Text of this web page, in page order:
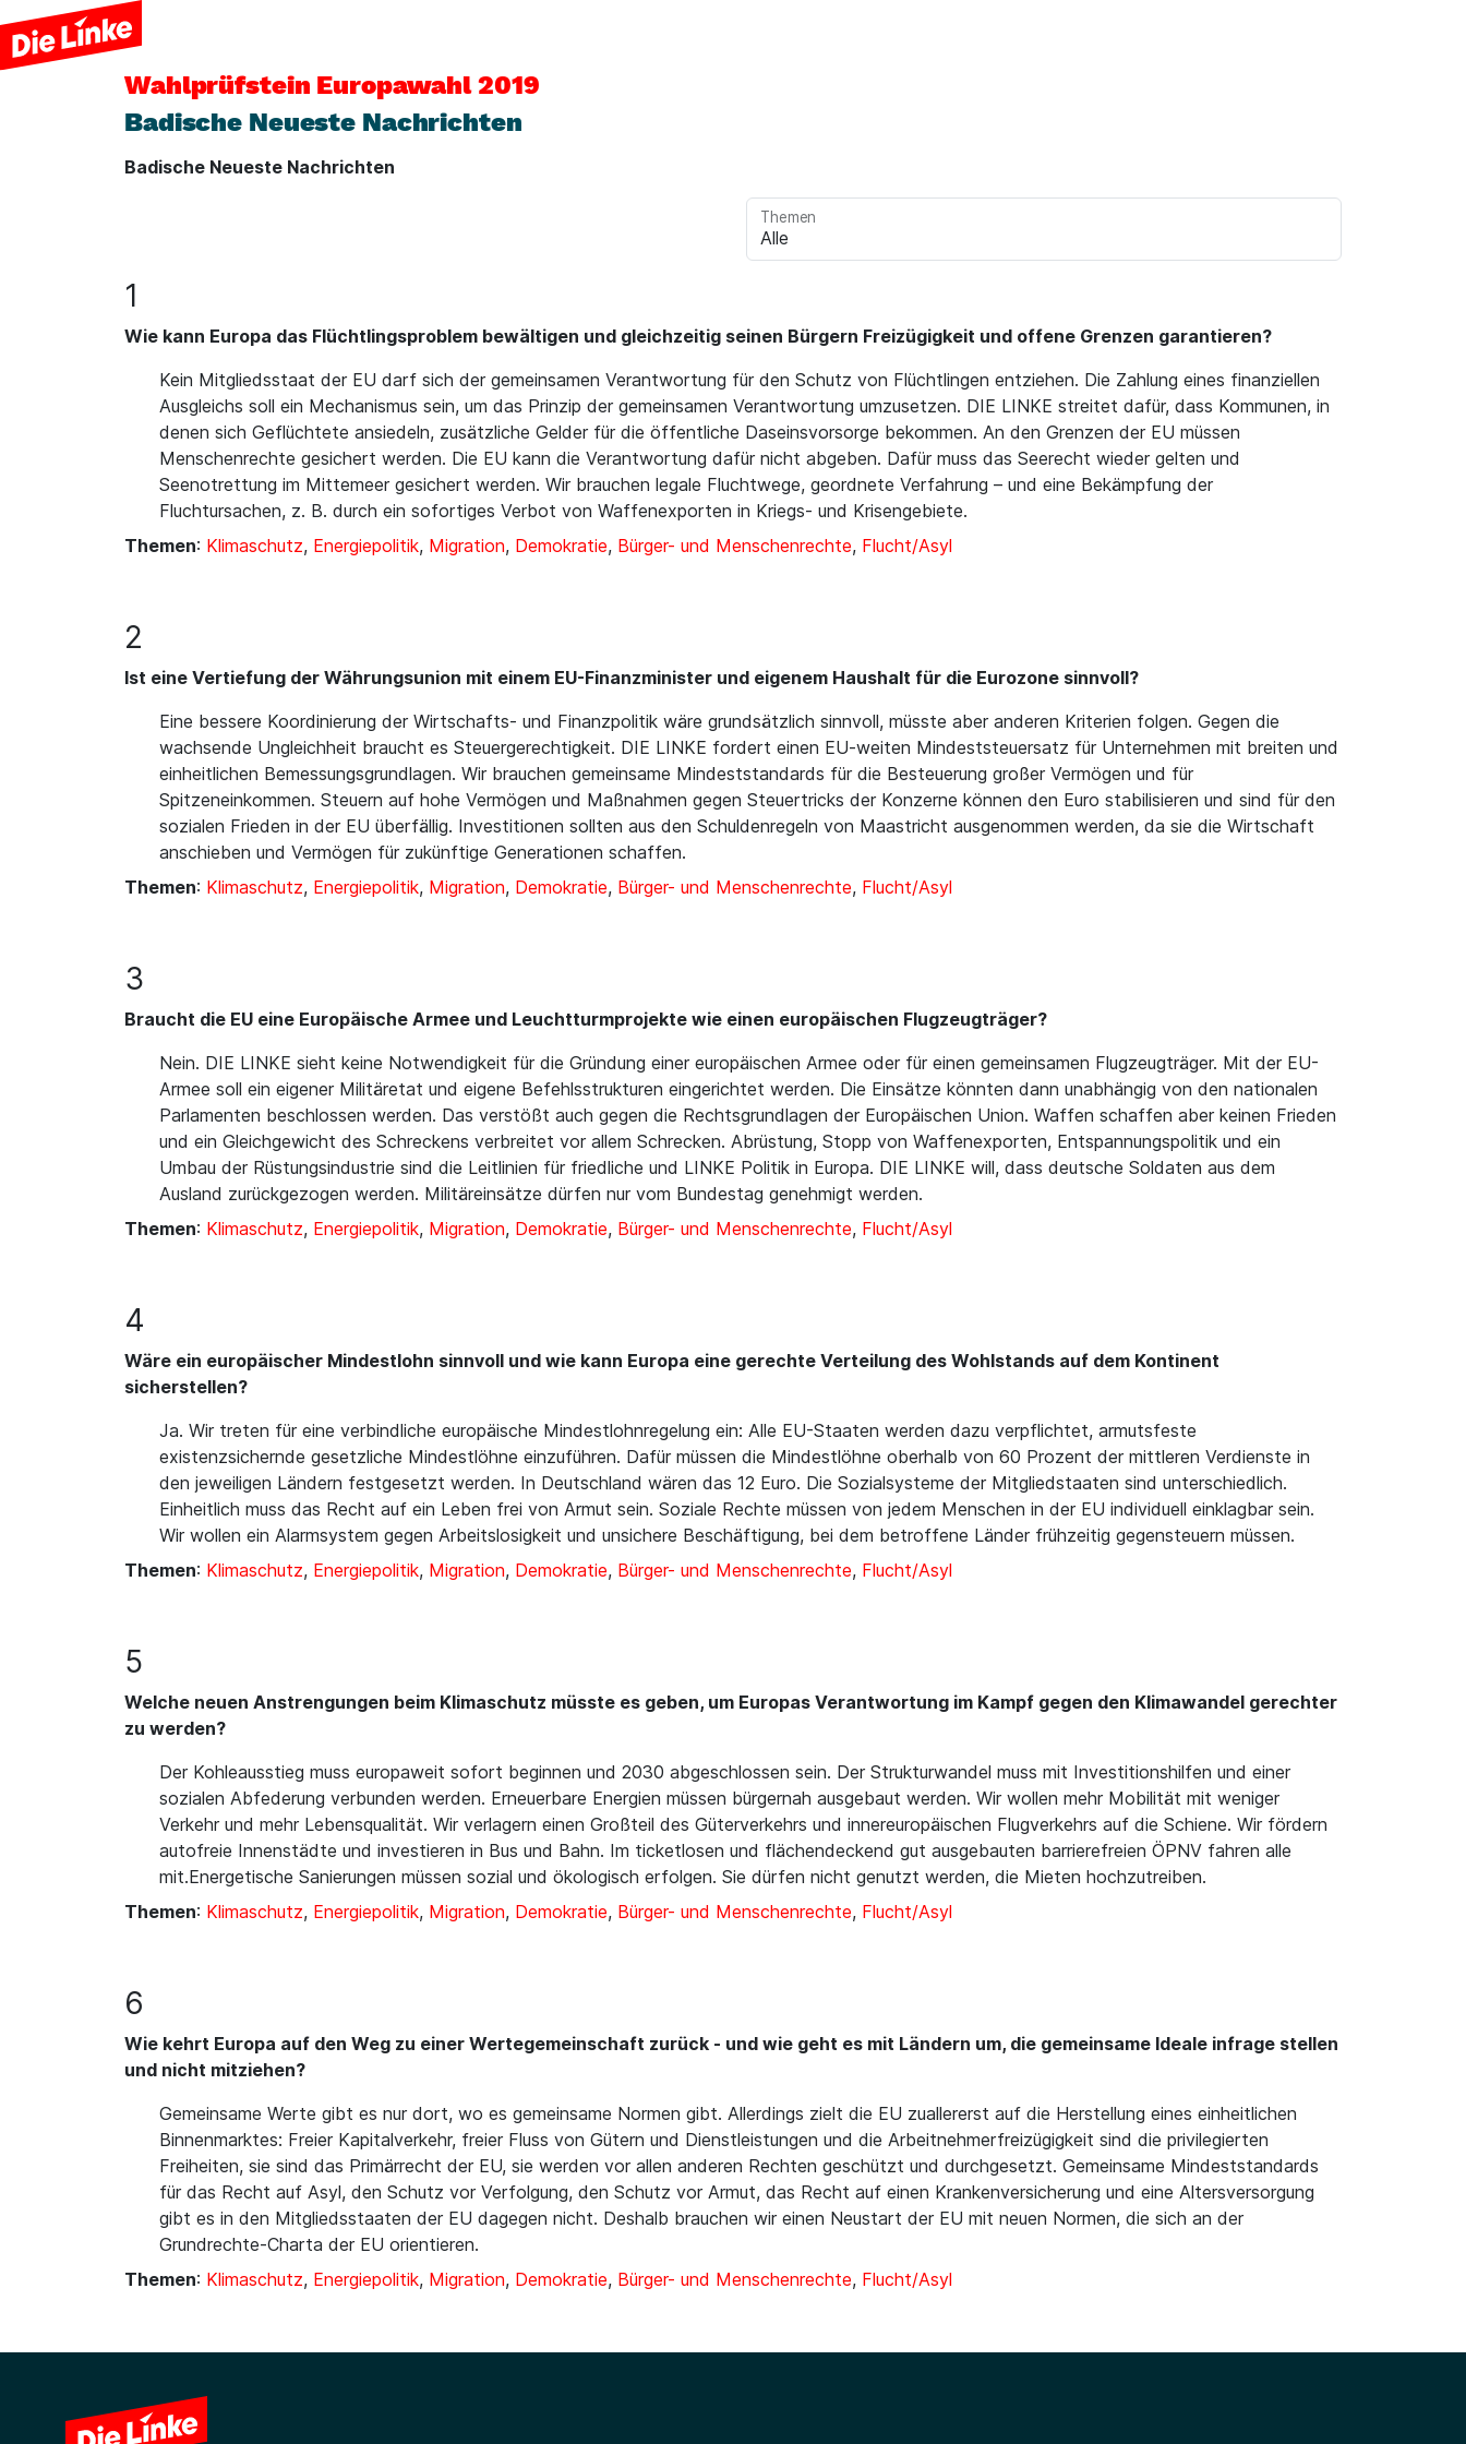
Wahlprüfstein Europawahl 2019
Badische Neueste Nachrichten
Badische Neueste Nachrichten
Themen
1
Wie kann Europa das Flüchtlingsproblem bewältigen und gleichzeitig seinen Bürgern Freizügigkeit und offene Grenzen garantieren?
Kein Mitgliedsstaat der EU darf sich der gemeinsamen Verantwortung für den Schutz von Flüchtlingen entziehen. Die Zahlung eines finanziellen
Ausgleichs soll ein Mechanismus sein, um das Prinzip der gemeinsamen Verantwortung umzusetzen. DIE LINKE streitet dafür, dass Kommunen, in
denen sich Geflüchtete ansiedeln, zusätzliche Gelder für die öffentliche Daseinsvorsorge bekommen. An den Grenzen der EU müssen
Menschenrechte gesichert werden. Die EU kann die Verantwortung dafür nicht abgeben. Dafür muss das Seerecht wieder gelten und
Seenotrettung im Mittemeer gesichert werden. Wir brauchen legale Fluchtwege, geordnete Verfahrung – und eine Bekämpfung der
Fluchtursachen, z. B. durch ein sofortiges Verbot von Waffenexporten in Kriegs- und Krisengebiete.
Themen: Klimaschutz, Energiepolitik, Migration, Demokratie, Bürger- und Menschenrechte, Flucht/Asyl
2
Ist eine Vertiefung der Währungsunion mit einem EU-Finanzminister und eigenem Haushalt für die Eurozone sinnvoll?
Eine bessere Koordinierung der Wirtschafts- und Finanzpolitik wäre grundsätzlich sinnvoll, müsste aber anderen Kriterien folgen. Gegen die
wachsende Ungleichheit braucht es Steuergerechtigkeit. DIE LINKE fordert einen EU-weiten Mindeststeuersatz für Unternehmen mit breiten und
einheitlichen Bemessungsgrundlagen. Wir brauchen gemeinsame Mindeststandards für die Besteuerung großer Vermögen und für
Spitzeneinkommen. Steuern auf hohe Vermögen und Maßnahmen gegen Steuertricks der Konzerne können den Euro stabilisieren und sind für den
sozialen Frieden in der EU überfällig. Investitionen sollten aus den Schuldenregeln von Maastricht ausgenommen werden, da sie die Wirtschaft
anschieben und Vermögen für zukünftige Generationen schaffen.
Themen: Klimaschutz, Energiepolitik, Migration, Demokratie, Bürger- und Menschenrechte, Flucht/Asyl
3
Braucht die EU eine Europäische Armee und Leuchtturmprojekte wie einen europäischen Flugzeugträger?
Nein. DIE LINKE sieht keine Notwendigkeit für die Gründung einer europäischen Armee oder für einen gemeinsamen Flugzeugträger. Mit der EU-
Armee soll ein eigener Militäretat und eigene Befehlsstrukturen eingerichtet werden. Die Einsätze könnten dann unabhängig von den nationalen
Parlamenten beschlossen werden. Das verstößt auch gegen die Rechtsgrundlagen der Europäischen Union. Waffen schaffen aber keinen Frieden
und ein Gleichgewicht des Schreckens verbreitet vor allem Schrecken. Abrüstung, Stopp von Waffenexporten, Entspannungspolitik und ein
Umbau der Rüstungsindustrie sind die Leitlinien für friedliche und LINKE Politik in Europa. DIE LINKE will, dass deutsche Soldaten aus dem
Ausland zurückgezogen werden. Militäreinsätze dürfen nur vom Bundestag genehmigt werden.
Themen: Klimaschutz, Energiepolitik, Migration, Demokratie, Bürger- und Menschenrechte, Flucht/Asyl
4
Wäre ein europäischer Mindestlohn sinnvoll und wie kann Europa eine gerechte Verteilung des Wohlstands auf dem Kontinent
sicherstellen?
Ja. Wir treten für eine verbindliche europäische Mindestlohnregelung ein: Alle EU-Staaten werden dazu verpflichtet, armutsfeste
existenzsichernde gesetzliche Mindestlöhne einzuführen. Dafür müssen die Mindestlöhne oberhalb von 60 Prozent der mittleren Verdienste in
den jeweiligen Ländern festgesetzt werden. In Deutschland wären das 12 Euro. Die Sozialsysteme der Mitgliedstaaten sind unterschiedlich.
Einheitlich muss das Recht auf ein Leben frei von Armut sein. Soziale Rechte müssen von jedem Menschen in der EU individuell einklagbar sein.
Wir wollen ein Alarmsystem gegen Arbeitslosigkeit und unsichere Beschäftigung, bei dem betroffene Länder frühzeitig gegensteuern müssen.
Themen: Klimaschutz, Energiepolitik, Migration, Demokratie, Bürger- und Menschenrechte, Flucht/Asyl
5
Welche neuen Anstrengungen beim Klimaschutz müsste es geben, um Europas Verantwortung im Kampf gegen den Klimawandel gerechter
zu werden?
Der Kohleausstieg muss europaweit sofort beginnen und 2030 abgeschlossen sein. Der Strukturwandel muss mit Investitionshilfen und einer
sozialen Abfederung verbunden werden. Erneuerbare Energien müssen bürgernah ausgebaut werden. Wir wollen mehr Mobilität mit weniger
Verkehr und mehr Lebensqualität. Wir verlagern einen Großteil des Güterverkehrs und innereuropäischen Flugverkehrs auf die Schiene. Wir fördern
autofreie Innenstädte und investieren in Bus und Bahn. Im ticketlosen und flächendeckend gut ausgebauten barrierefreien ÖPNV fahren alle
mit.Energetische Sanierungen müssen sozial und ökologisch erfolgen. Sie dürfen nicht genutzt werden, die Mieten hochzutreiben.
Themen: Klimaschutz, Energiepolitik, Migration, Demokratie, Bürger- und Menschenrechte, Flucht/Asyl
6
Wie kehrt Europa auf den Weg zu einer Wertegemeinschaft zurück - und wie geht es mit Ländern um, die gemeinsame Ideale infrage stellen
und nicht mitziehen?
Gemeinsame Werte gibt es nur dort, wo es gemeinsame Normen gibt. Allerdings zielt die EU zuallererst auf die Herstellung eines einheitlichen
Binnenmarktes: Freier Kapitalverkehr, freier Fluss von Gütern und Dienstleistungen und die Arbeitnehmerfreizügigkeit sind die privilegierten
Freiheiten, sie sind das Primärrecht der EU, sie werden vor allen anderen Rechten geschützt und durchgesetzt. Gemeinsame Mindeststandards
für das Recht auf Asyl, den Schutz vor Verfolgung, den Schutz vor Armut, das Recht auf einen Krankenversicherung und eine Altersversorgung
gibt es in den Mitgliedsstaaten der EU dagegen nicht. Deshalb brauchen wir einen Neustart der EU mit neuen Normen, die sich an der
Grundrechte-Charta der EU orientieren.
Themen: Klimaschutz, Energiepolitik, Migration, Demokratie, Bürger- und Menschenrechte, Flucht/Asyl